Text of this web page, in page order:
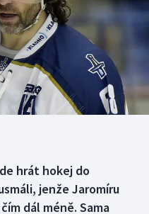
hrát hokej do
jenže Jaromíru
dál méně. Sama